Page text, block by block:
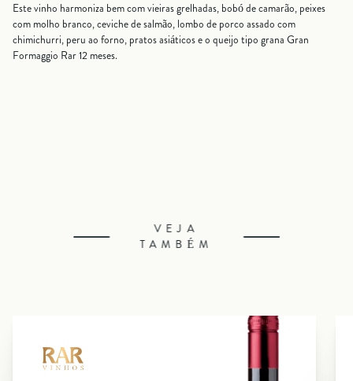
Este vinho harmoniza bem com vieiras grelhadas, bobó de camarão, peixes
com molho branco, ceviche de salmão, lombo de porco assado com
chimichurri, peru ao forno, pratos asiáticos e o queijo tipo grana Gran
Formaggio Rar 12 meses.
VEJA
TAMBÉM